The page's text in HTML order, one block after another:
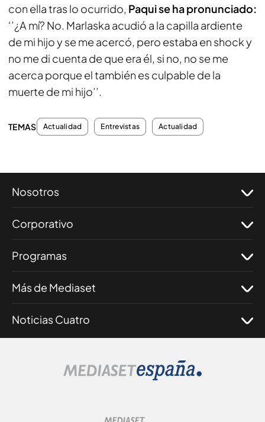
con ella tras lo ocurrido, Paqui se ha pronunciado:
‘’¿A mí? No. Marlaska acudió a la capilla ardiente
de mi hijo y se me acercó, pero estaba en shock y
no me di cuenta de que era él, si no, no se me
acerca porque el también es culpable de la
muerte de mi hijo’’.
TEMAS Actualidad Entrevistas Actualidad
Nosotros
Corporativo
Programas
Más de Mediaset
Noticias Cuatro